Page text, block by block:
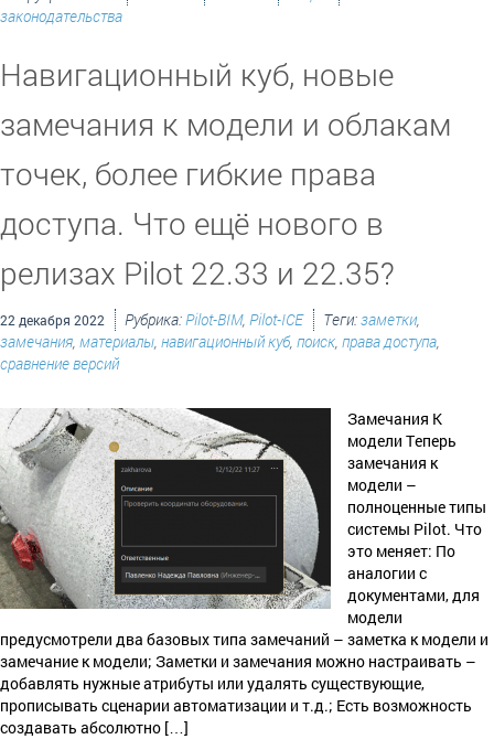
законодательства
Навигационный куб, новые
замечания к модели и облакам
точек, более гибкие права
доступа. Что ещё нового в
релизах Pilot 22.33 и 22.35?
22 декабря 2022 Рубрика:Pilot-BIM, Pilot-ICE Теги:заметки,
замечания, материалы, навигационный куб, поиск, права доступа,
сравнение версий
Замечания К
модели Теперь
замечания к
модели –
полноценные типы
системы Pilot. Что
это меняет: По
аналогии с
документами, для
модели
предусмотрели два базовых типа замечаний – заметка к модели и
замечание к модели; Заметки и замечания можно настраивать –
добавлять нужные атрибуты или удалять существующие,
прописывать сценарии автоматизации и т.д.; Есть возможность
создавать абсолютно […]